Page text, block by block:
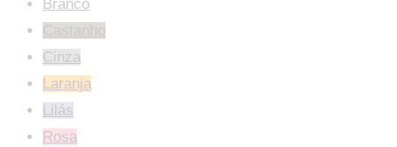
Branco
Cinza
Laranja
Lilás
Rosa